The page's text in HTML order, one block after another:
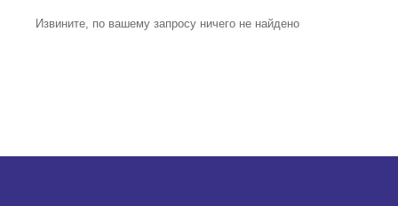
Извините, по вашему запросу ничего не найдено